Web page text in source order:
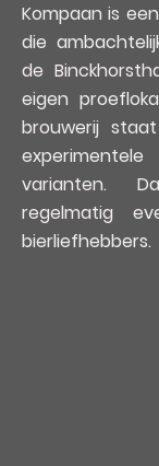
Kompaan is
die
de
eigen
brouwerij
varianten.
regelmatig
bierliefhebbers.